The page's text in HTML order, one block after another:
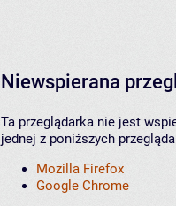
Niewspierana
Ta przeglądarka nie jest
jednej z poniższych
Mozilla Firefox
Google Chrome